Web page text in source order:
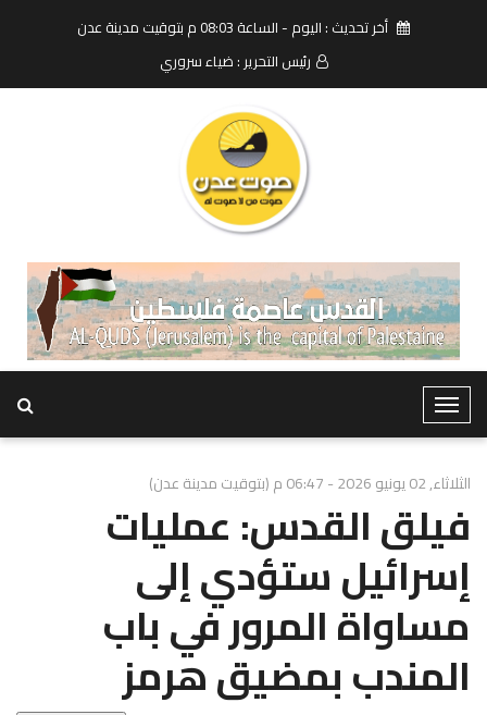
أخر تحديث : اليوم - الساعة 08:03 م بتوقيت مدينة عدن
رئيس التحرير : ضياء سروري
T
o
g
e
N
a
i
g
a
الثلاثاء, 02 يونيو 2026 - 06:47 م (بتوقيت مدينة عدن)
فيلق القدس: عمليات
إسرائيل ستؤدي إلى
مساواة المرور في باب
المندب بمضيق هرمز